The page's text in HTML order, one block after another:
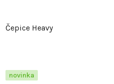
Čepice Heavy
novinka